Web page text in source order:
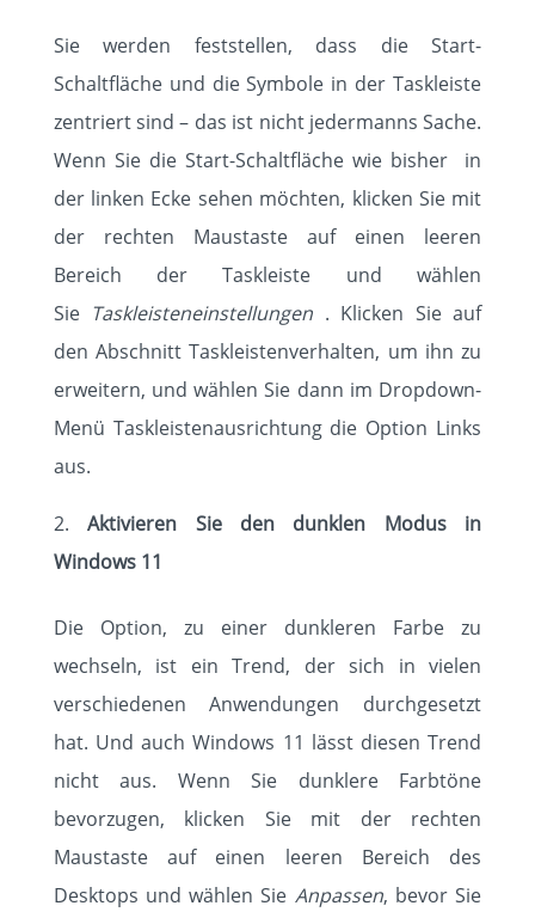
STANDORTE
EVENTS
KARRIERE
KNOWLEDGE
KONTAKT
Sie werden feststellen, dass die Start-
Schaltfläche und die Symbole in der Taskleiste
zentriert sind – das ist nicht jedermanns Sache.
Wenn Sie die Start-Schaltfläche wie bisher in
der linken Ecke sehen möchten, klicken Sie mit
der rechten Maustaste auf einen leeren
Bereich der Taskleiste und wählen
Sie Taskleisteneinstellungen . Klicken Sie auf
den Abschnitt Taskleistenverhalten, um ihn zu
erweitern, und wählen Sie dann im Dropdown-
Menü Taskleistenausrichtung die Option Links
aus.
Aktivieren Sie den dunklen Modus in
Windows 11
Die Option, zu einer dunkleren Farbe zu
wechseln, ist ein Trend, der sich in vielen
verschiedenen Anwendungen durchgesetzt
hat. Und auch Windows 11 lässt diesen Trend
nicht aus. Wenn Sie dunklere Farbtöne
bevorzugen, klicken Sie mit der rechten
Maustaste auf einen leeren Bereich des
Desktops und wählen Sie Anpassen, bevor Sie